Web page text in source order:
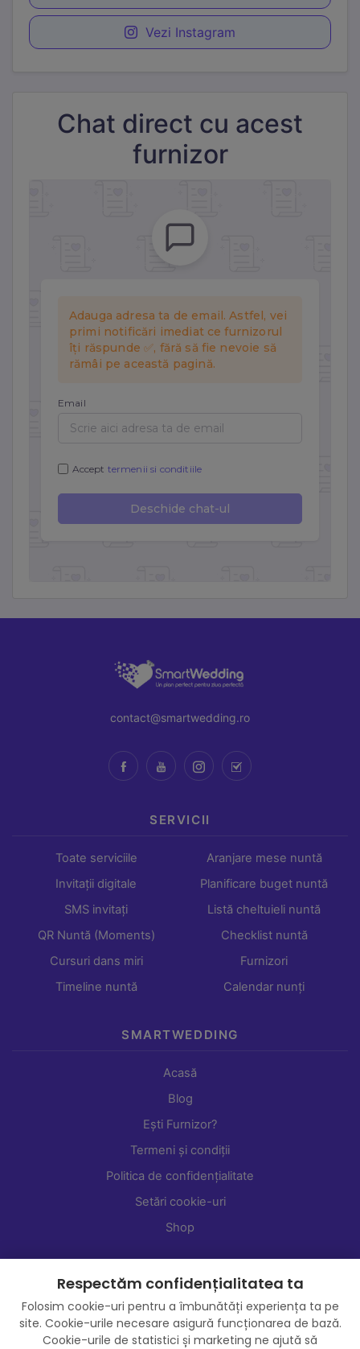
Vezi Instagram
Chat direct cu acest
furnizor
contact@smartwedding.ro
SERVICII
Toate serviciile
Invitații digitale
SMS invitați
QR Nuntă (Moments)
Cursuri dans miri
Timeline nuntă
Aranjare mese nuntă
Planificare buget nuntă
Listă cheltuieli nuntă
Checklist nuntă
Furnizori
Calendar nunți
SMARTWEDDING
Acasă
Blog
Ești Furnizor?
Termeni și condiții
Politica de confidențialitate
Setări cookie-uri
Shop
Respectăm confidențialitatea ta
Folosim cookie-uri pentru a îmbunătăți experiența ta pe
site. Cookie-urile necesare asigură funcționarea de bază.
Cookie-urile de statistici și marketing ne ajută să
Necesare Mereu active
Cookie-urile de statistici ne ajută să înțelegem cum
Cookie-urile de marketing sunt folosite pentru a urmări